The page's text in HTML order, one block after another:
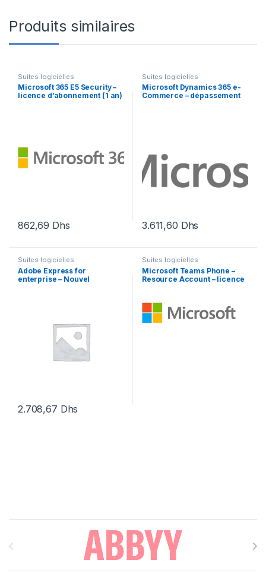
Produits similaires
Suites logicielles
Microsoft 365 E5 Security –
licence d’abonnement (1 an)
862,69 Dhs
Suites logicielles
Microsoft Dynamics 365 e-
Commerce – dépassement
3.611,60 Dhs
Suites logicielles
Adobe Express for
enterprise – Nouvel
2.708,67 Dhs
Suites logicielles
Microsoft Teams Phone –
Resource Account – licence
Brands Carousel